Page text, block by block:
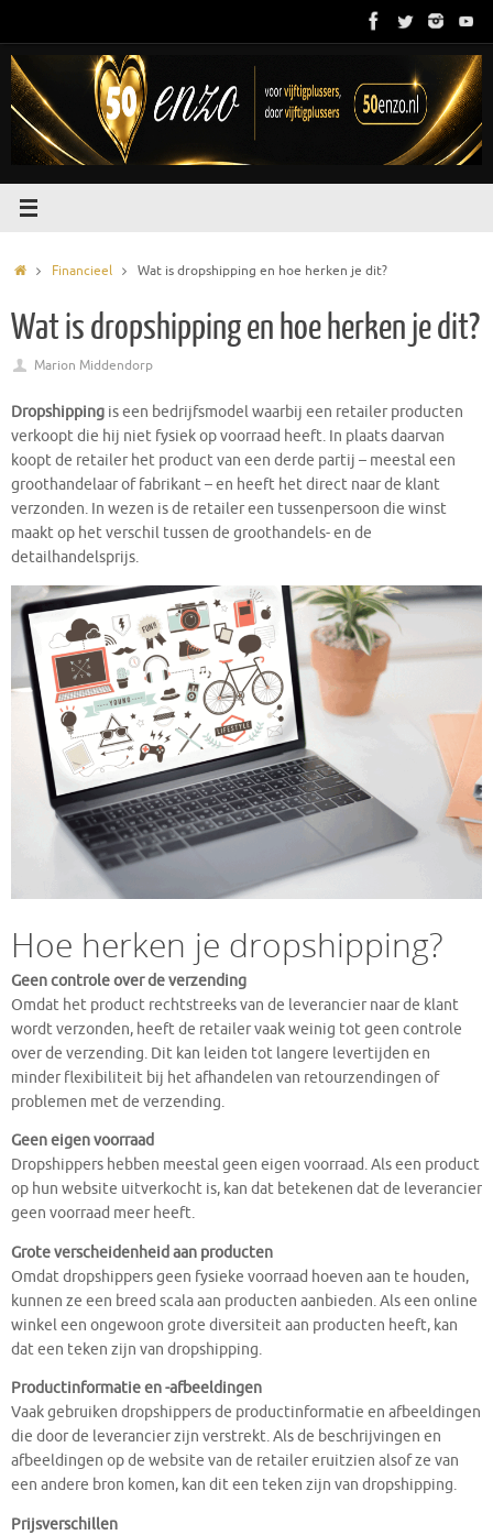
de
inhoud
HomeFinancieel Wat is dropshipping en hoe herken je dit?
Wat is dropshipping en hoe herken je dit?
Marion Middendorp
Dropshipping is een bedrijfsmodel waarbij een retailer producten
verkoopt die hij niet fysiek op voorraad heeft. In plaats daarvan
koopt de retailer het product van een derde partij – meestal een
groothandelaar of fabrikant – en heeft het direct naar de klant
verzonden. In wezen is de retailer een tussenpersoon die winst
maakt op het verschil tussen de groothandels- en de
detailhandelsprijs.
Hoe herken je dropshipping?
Geen controle over de verzending
Omdat het product rechtstreeks van de leverancier naar de klant
wordt verzonden, heeft de retailer vaak weinig tot geen controle
over de verzending. Dit kan leiden tot langere levertijden en
minder flexibiliteit bij het afhandelen van retourzendingen of
problemen met de verzending.
Geen eigen voorraad
Dropshippers hebben meestal geen eigen voorraad. Als een product
op hun website uitverkocht is, kan dat betekenen dat de leverancier
geen voorraad meer heeft.
Grote verscheidenheid aan producten
Omdat dropshippers geen fysieke voorraad hoeven aan te houden,
kunnen ze een breed scala aan producten aanbieden. Als een online
winkel een ongewoon grote diversiteit aan producten heeft, kan
dat een teken zijn van dropshipping.
Productinformatie en -afbeeldingen
Vaak gebruiken dropshippers de productinformatie en afbeeldingen
die door de leverancier zijn verstrekt. Als de beschrijvingen en
afbeeldingen op de website van de retailer eruitzien alsof ze van
een andere bron komen, kan dit een teken zijn van dropshipping.
Prijsverschillen